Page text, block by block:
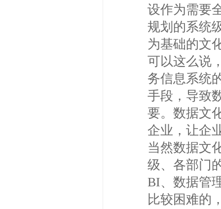
设作为需要
规划的系统
为基础的文
可以这么说
务信息系统
手段，导致
要。数据文
企业，让企
当然数据文
级、各部门
BI、数据管
比较困难的